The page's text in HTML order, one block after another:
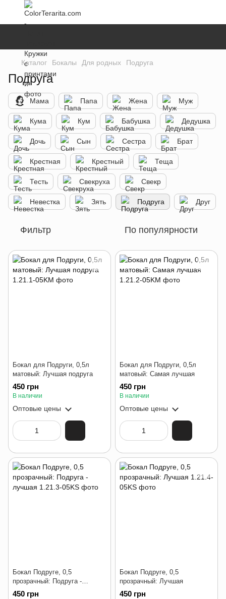
Каталог Бокалы Для родных Подруга
Подруга
Мама Папа Жена Муж
Кума Кум Бабушка Дедушка
Дочь Сын Сестра Брат
Крестная Крестный Теща
Тесть Свекруха Свекр
Невестка Зять Подруга Друг
Фильтр По популярности
Бокал для Подруги, 0,5л
матовый: Лучшая подруга
450 грн
В наличии
Оптовые цены
Бокал для Подруги, 0,5л
матовый: Самая лучшая
450 грн
В наличии
Оптовые цены
Бокал Подруге, 0,5
прозрачный: Подруга -
лучшая
450 грн
Бокал Подруге, 0,5
прозрачный: Лучшая
450 грн